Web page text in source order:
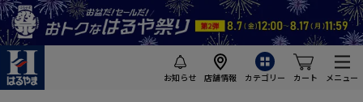
お知らせ 店舗情報 カテゴリー カート メニュー